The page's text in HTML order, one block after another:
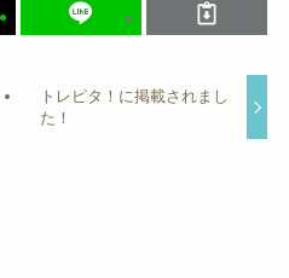
トレピタ！に掲載されまし
た！